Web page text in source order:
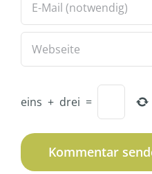
eins + drei =